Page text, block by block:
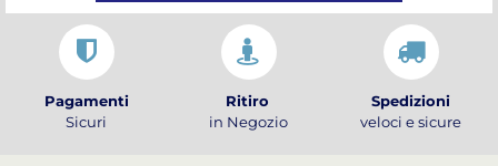
Pagamenti
Sicuri
Ritiro
in Negozio
Spedizioni
veloci e sicure